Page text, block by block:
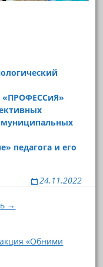
«ПРОФЕССиЯ»
педагога и его
24.11.2022
→
«Обними